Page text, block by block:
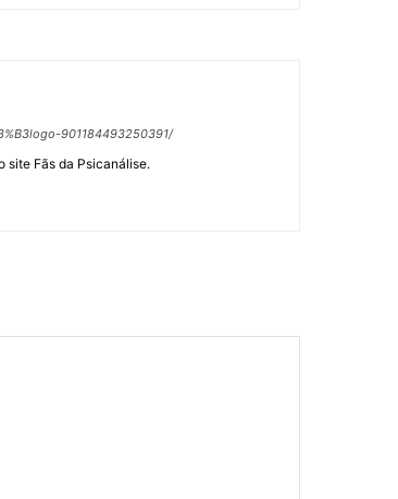
901184493250391/
site Fãs da Psicanálise.